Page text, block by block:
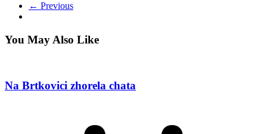
← Previous
You May Also Like
Na Brtkovici zhorela chata